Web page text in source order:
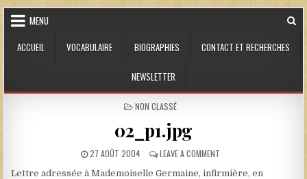
Skip to content
MENU
ACCUEIL
VOCABULAIRE BIOGRAPHIES CONTACT ET RECHERCHES
NEWSLETTER
POSTED IN
NON CLASSÉ
02_p1.jpg
PUBLISHED DATE:
27 AOÛT 2004 LEAVE A COMMENTON 02_P1.JPG
Lettre adressée à Mademoiselle Germaine, infirmière, en